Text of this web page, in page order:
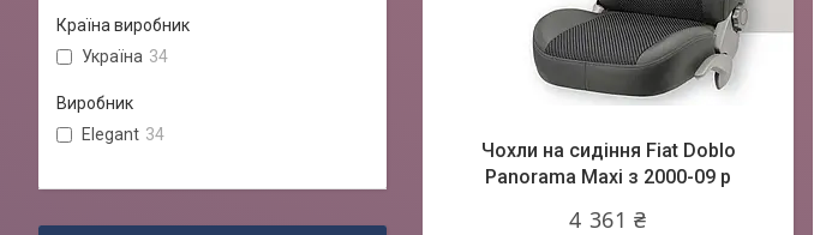
Чохли на сидіння Fiat Doblo
Panorama Maxi з 2000-09 р
4 361 ₴
Країна виробник
Україна 34
Виробник
Elegant 34